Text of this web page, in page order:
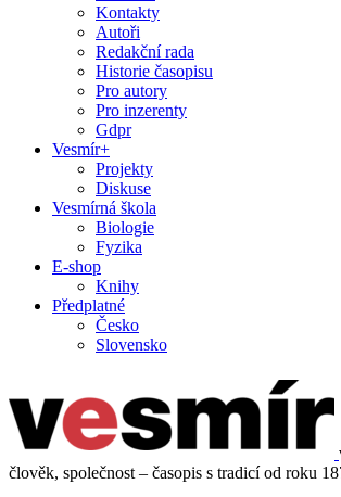
Kontakty
Autoři
Redakční rada
Historie časopisu
Pro autory
Pro inzerenty
Gdpr
Vesmír+
Projekty
Diskuse
Vesmírná škola
Biologie
Fyzika
E-shop
Knihy
Předplatné
Česko
Slovensko
člověk, společnost – časopis s tradicí od roku